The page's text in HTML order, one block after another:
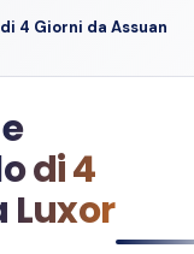
4 Giorni da Assuan
di 4
Luxor